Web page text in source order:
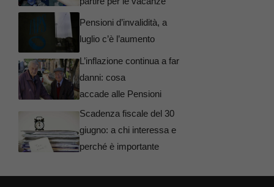
Pensioni d’invalidità, a
luglio c’è l’aumento
L’inflazione continua a far
danni: cosa
accade alle Pensioni
Scadenza fiscale del 30
giugno: a chi interessa e
perché è importante